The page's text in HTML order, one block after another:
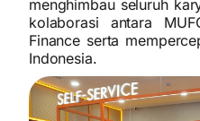
menghimbau seluruh
kolaborasi antara
Finance serta
Indonesia.